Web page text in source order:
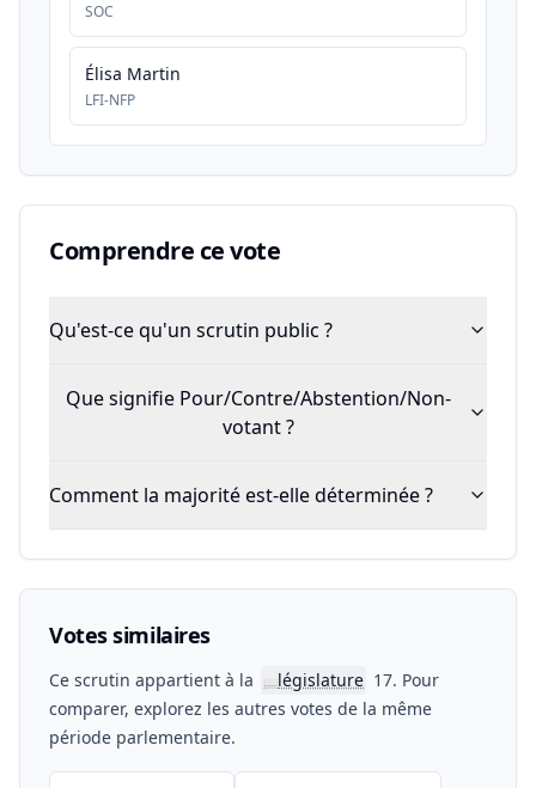
SOC
Élisa Martin
LFI-NFP
Comprendre ce vote
Qu'est-ce qu'un scrutin public ?
Que signifie Pour/Contre/Abstention/Non-
votant ?
Comment la majorité est-elle déterminée ?
Votes similaires
Ce scrutin appartient à la 📖législature 17. Pour
comparer, explorez les autres votes de la même
période parlementaire.